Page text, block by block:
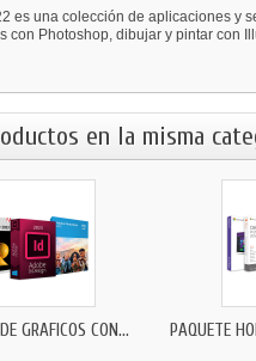
es una colección de aplicaciones y
con Photoshop, dibujar y pintar con
en la misma
GRÁFICOS CON... PAQUETE